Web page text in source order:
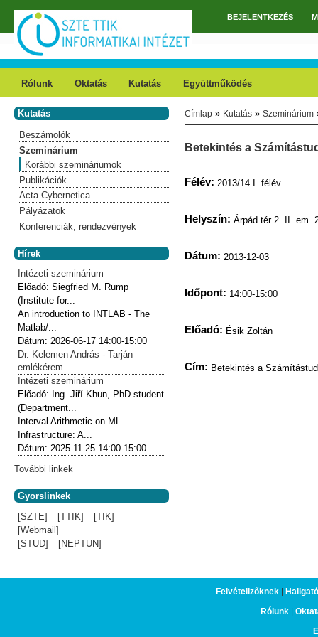
Ugrás a tartalomra
FőmenüBEJELENTKEZÉS
Rólunk Oktatás Kutatás Együttműködés
Jelenlegi hely
Címlap » Kutatás » Szeminárium
Betekintés a
Félév: 2013/14 I. félév
Helyszín: Árpád tér 2. II. em.
Dátum: 2013-12-03
Időpont: 14:00-15:00
Előadó: Ésik Zoltán
Cím: Betekintés a
Kutatás
Beszámolók
Szeminárium
Korábbi szemináriumok
Publikációk
Acta Cybernetica
Pályázatok
Konferenciák, rendezvények
Hírek
Intézeti szeminárium
Előadó:Siegfried M. Rump
(Institute for...
An introduction to INTLAB - The
Matlab/...
Dátum:2026-06-17 14:00-15:00
Dr. Kelemen András - Tarján
emlékérem
Intézeti szeminárium
Előadó: Ing. Jiří Khun, PhD student
(Department...
Interval Arithmetic on ML
Infrastructure: A...
Dátum:2025-11-25 14:00-15:00
További linkek
Gyorslinkek
[SZTE]
[TTIK]
[TIK]
[Webmail]
[STUD]
[NEPTUN]
Felvételizőknek|
Rólunk|